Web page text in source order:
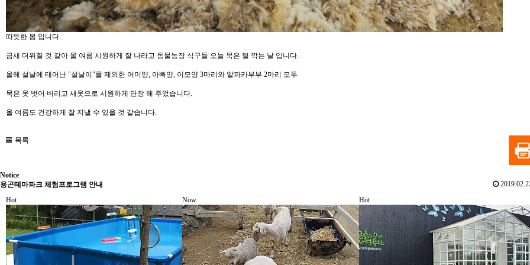
따뜻한 봄 입니다.
금새 더위질 것 같아 올 여름 시원하게 잘 나라고 동물농장 식구들 오늘 묵은 털 깍는 날 입니다.
올해 설날에 태어난 "설날이"를 제외한 어미양, 아빠양, 이모양 3마리와 알파카부부 2마리 모두
묵은 옷 벗어 버리고 새옷으로 시원하게 단장 해 주었습니다.
올 여름도 건강하게 잘 지낼 수 있을 것 같습니다.
목록
Notice
용곤테마파크 체험프로그램 안내
Hot
Now Hot